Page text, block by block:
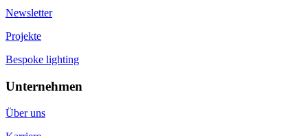
Newsletter
Projekte
Bespoke lighting
Unternehmen
Über uns